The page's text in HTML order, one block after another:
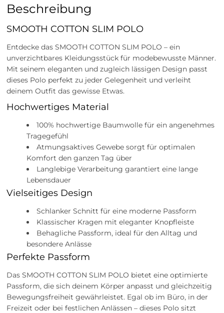
Beschreibung
SMOOTH COTTON SLIM POLO
Entdecke das SMOOTH COTTON SLIM POLO – ein
unverzichtbares Kleidungsstück für modebewusste Männer.
Mit seinem eleganten und zugleich lässigen Design passt
dieses Polo perfekt zu jeder Gelegenheit und verleiht
deinem Outfit das gewisse Etwas.
Hochwertiges Material
100% hochwertige Baumwolle für ein angenehmes
Tragegefühl
Atmungsaktives Gewebe sorgt für optimalen
Komfort den ganzen Tag über
Langlebige Verarbeitung garantiert eine lange
Lebensdauer
Vielseitiges Design
Schlanker Schnitt für eine moderne Passform
Klassischer Kragen mit eleganter Knopfleiste
Behagliche Passform, ideal für den Alltag und
besondere Anlässe
Perfekte Passform
Das SMOOTH COTTON SLIM POLO bietet eine optimierte
Passform, die sich deinem Körper anpasst und gleichzeitig
Bewegungsfreiheit gewährleistet. Egal ob im Büro, in der
Freizeit oder bei festlichen Anlässen – dieses Polo sitzt